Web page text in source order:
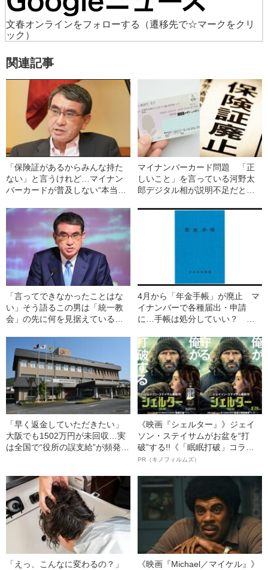
文春オンラインをフォローする
（遷移先で☆マークをクリ
ック）
関連記事
「保険証があるからみんな持た
ない」と言うけれど…マイナン
バーカードが普及しない“本当の
マイナンバーカード問題 「正
しいこと」を言っている河野太
郎デジタル相が説明不足だと批
「言ってできなかったことはな
い」そう語るこの男は「統一教
会」の先に何を見据えているの
ンタビュー》
4月から「年金手帳」が廃止 マ
イナンバーで各種届出・申請
に…手帳は処分していい？ 年
「早く返金していただきたい」
大阪でも1502万円が未回収…実
は全国で“役所の誤支給”が頻発し
《映画『シェルター』》ジェイ
ソン・ステイサムがお盆を“打
破”する!!《「眠眠打破」コラ
ボ》
PR（キノフィルムズ）
「えっ、こんなに変わるの？」
《映画『Michael／マイケル』》